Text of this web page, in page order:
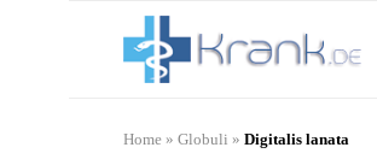
Home » Globuli » Digitalis lanata